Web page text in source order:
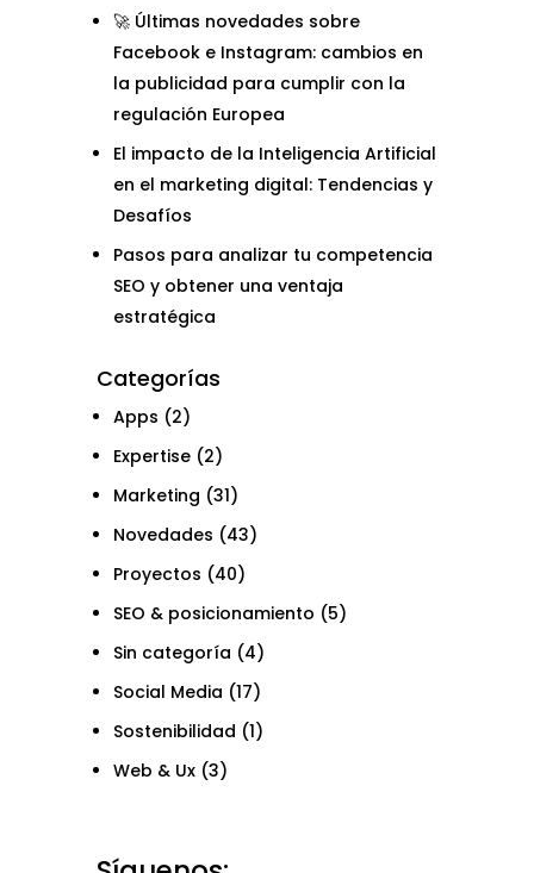
🚀 Últimas novedades sobre
Facebook e Instagram: cambios en
la publicidad para cumplir con la
regulación Europea
El impacto de la Inteligencia Artificial
en el marketing digital: Tendencias y
Desafíos
Pasos para analizar tu competencia
SEO y obtener una ventaja
estratégica
Categorías
Apps (2)
Expertise(2)
Marketing (31)
Novedades (43)
Proyectos (40)
SEO & posicionamiento (5)
Sin categoría (4)
Social Media (17)
Sostenibilidad (1)
Web & Ux(3)